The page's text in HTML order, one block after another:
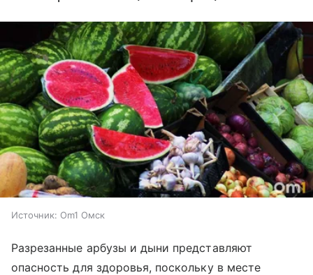
Источник: Om1 Омск
Разрезанные арбузы и дыни представляют
опасность для здоровья, поскольку в месте